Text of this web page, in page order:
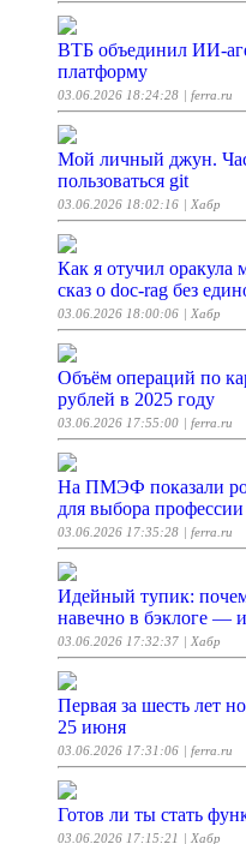
ВТБ объединил ИИ-
платформу
03.06.2026 18:24:28 | ferra.ru
Мой личный джун.
пользоваться git
03.06.2026 18:02:16 | Хабр
Как я отучил
сказ о doc-rag без
03.06.2026 18:00:06 | Хабр
Объём операций по
рублей в 2025 году
03.06.2026 17:55:00 | ferra.ru
На ПМЭФ показали
для выбора профессии
03.06.2026 17:35:28 | ferra.ru
Идейный тупик:
навечно в бэклоге —
03.06.2026 17:32:37 | Хабр
Первая за шесть лет
25 июня
03.06.2026 17:31:06 | ferra.ru
Готов ли ты стать
03.06.2026 17:15:21 | Хабр